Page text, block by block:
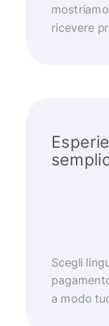
ricevere
Scegli
a modo